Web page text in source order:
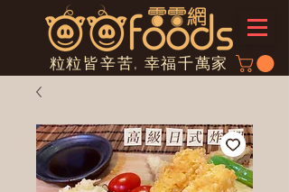
粒粒皆辛苦, 幸福千萬家